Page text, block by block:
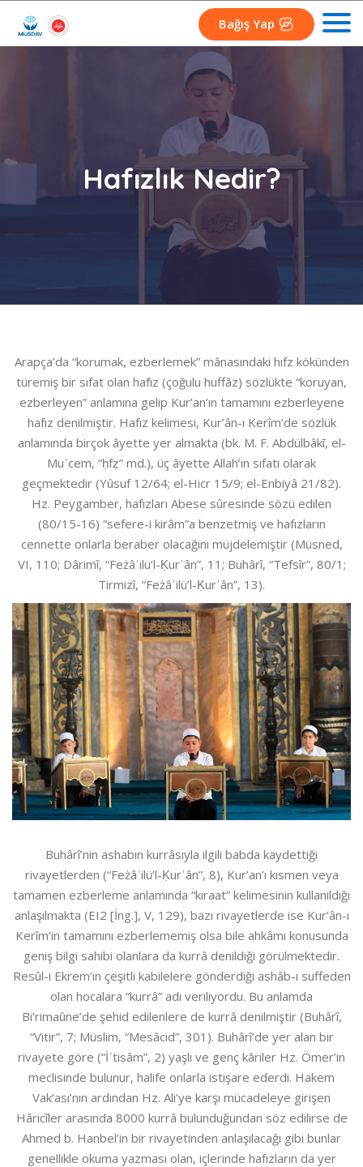
Bağış Yap
Hafızlık Nedir?
Arapça’da “korumak, ezberlemek” mânasındaki hıfz kökünden
türemiş bir sıfat olan hafız (çoğulu huffâz) sözlükte “koruyan,
ezberleyen” anlamına gelip Kur’an’ın tamamını ezberleyene
hafız denilmiştir. Hafız kelimesi, Kur’ân-ı Kerîm’de sözlük
anlamında birçok âyette yer almakta (bk. M. F. Abdülbâkī, el-
Muʿcem, “ḥfẓ” md.), üç âyette Allah’ın sıfatı olarak
geçmektedir (Yûsuf 12/64; el-Hicr 15/9; el-Enbiyâ 21/82).
Hz. Peygamber, hafızları Abese sûresinde sözü edilen
(80/15-16) “sefere-i kirâm”a benzetmiş ve hafızların
cennette onlarla beraber olacağını müjdelemiştir (Müsned,
VI, 110; Dârimî, “Feżâʾilü’l-Ḳurʾân”, 11; Buhârî, “Tefsîr”, 80/1;
Tirmizî, “Feżâʾilü’l-Ḳurʾân”, 13).
Buhârî’nin ashabın kurrâsıyla ilgili babda kaydettiği
rivayetlerden (“Feżâʾilü’l-Ḳurʾân”, 8), Kur’an’ı kısmen veya
tamamen ezberleme anlamında “kıraat” kelimesinin kullanıldığı
anlaşılmakta (EI2 [İng.], V, 129), bazı rivayetlerde ise Kur’ân-ı
Kerîm’in tamamını ezberlememiş olsa bile ahkâmı konusunda
geniş bilgi sahibi olanlara da kurrâ denildiği görülmektedir.
Resûl-i Ekrem’in çeşitli kabilelere gönderdiği ashâb-ı suffeden
olan hocalara “kurrâ” adı veriliyordu. Bu anlamda
Bi’rimaûne’de şehid edilenlere de kurrâ denilmiştir (Buhârî,
“Vitir”, 7; Müslim, “Mesâcid”, 301). Buhârî’de yer alan bir
rivayete göre (“İʿtiṣâm”, 2) yaşlı ve genç kāriler Hz. Ömer’in
meclisinde bulunur, halife onlarla istişare ederdi. Hakem
Vak‘ası’nın ardından Hz. Ali’ye karşı mücadeleye girişen
Hâricîler arasında 8000 kurrâ bulunduğundan söz edilirse de
Ahmed b. Hanbel’in bir rivayetinden anlaşılacağı gibi bunlar
genellikle okuma yazması olan, içlerinde hafızların da yer